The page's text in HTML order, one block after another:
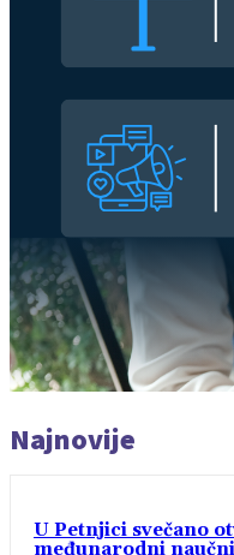
Najnovije
U Petnjici svečano
međunarodni